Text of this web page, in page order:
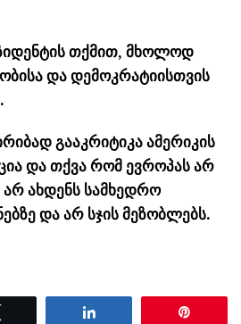
თქმით, მხოლოდ
და დემოკრატიისთვის
გააკრიტიკა ამერიკის
და თქვა რომ ევროპას არ
ახდენს სამხედრო
და არ სჯის მეზობლებს.